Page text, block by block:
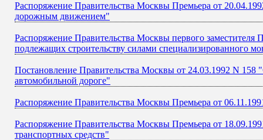
Распоряжение Правительства Москвы Премьера от
дорожным движением"
Распоряжение Правительства Москвы первого
подлежащих строительству силами
Постановление Правительства Москвы от 24.03.1992 N 158
автомобильной дороге"
Распоряжение Правительства Москвы Премьера от
Распоряжение Правительства Москвы Премьера от
транспортных средств"